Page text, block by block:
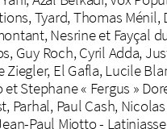
Tyard, Thomas Ménil,
Nesrine et Fayçal
Guy Roch, Cyril Adda,
Ziegler, El Gafla, Lucile
et Stephane « Fergus »
Parhal, Paul Cash,
Paul Miotto -